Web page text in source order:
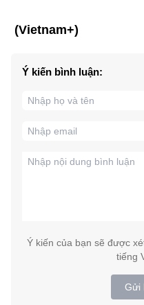
(Vietnam+)
Ý kiến bình luận:
Ý kiến của bạn sẽ được
tiếng
Gửi